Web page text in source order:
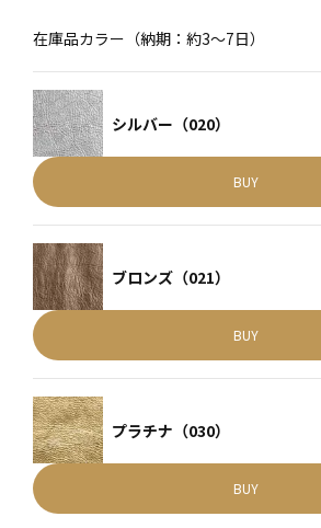
在庫品カラー（納期：約3～7日）
シルバー（020）
BUY
ブロンズ（021）
BUY
プラチナ（030）
BUY